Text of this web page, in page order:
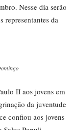
Nesse dia serão
representantes da
II aos jovens em
da juventude
confiou aos jovens